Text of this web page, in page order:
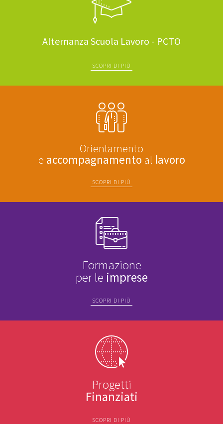
Alternanza Scuola Lavoro - PCTO
SCOPRI DI PIÙ
Orientamento
e accompagnamento al lavoro
SCOPRI DI PIÙ
Formazione
per le imprese
SCOPRI DI PIÙ
Progetti
Finanziati
SCOPRI DI PIÙ